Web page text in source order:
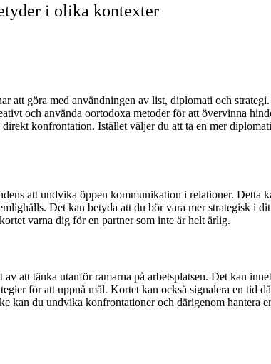
i olika kontexter
att göra med användningen av list, diplomati och
och använda oortodoxa metoder för att övervinna
konfrontation. Istället väljer du att ta en mer
att undvika öppen kommunikation i relationer. Detta
Det kan betyda att du bör vara mer strategisk i
varna dig för en partner som inte är helt ärlig.
att tänka utanför ramarna på arbetsplatsen. Det kan
för att uppnå mål. Kortet kan också signalera en tid
kan du undvika konfrontationer och därigenom hantera